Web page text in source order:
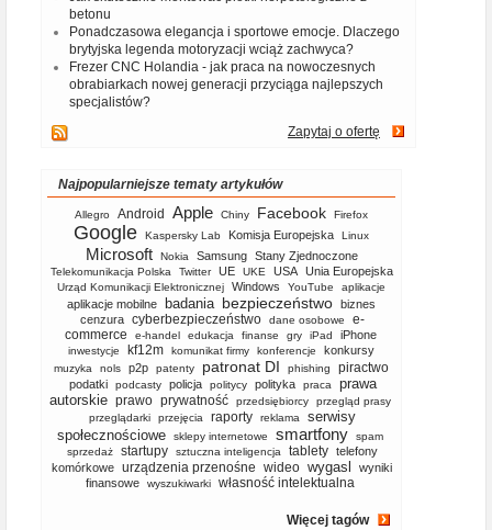
betonu
Ponadczasowa elegancja i sportowe emocje. Dlaczego
brytyjska legenda motoryzacji wciąż zachwyca?
Frezer CNC Holandia - jak praca na nowoczesnych
obrabiarkach nowej generacji przyciąga najlepszych
specjalistów?
Zapytaj o ofertę
Najpopularniejsze tematy artykułów
Allegro Android Apple Chiny Facebook Firefox
Google Kaspersky Lab Komisja Europejska Linux
Microsoft Nokia Samsung Stany Zjednoczone
Telekomunikacja Polska Twitter UE UKE USA Unia Europejska
Urząd Komunikacji Elektronicznej Windows YouTube aplikacje
aplikacje mobilne badania bezpieczeństwo biznes
cenzura cyberbezpieczeństwo dane osobowe
e-
commerce
e-handel edukacja finanse gry iPad iPhone
inwestycje kf12m komunikat firmy konferencje konkursy
muzyka nols p2p patenty patronat DI phishing piractwo
podatki podcasty policja politycy polityka praca
prawa
autorskie prawo prywatność przedsiębiorcy
przegląd prasy
przeglądarki
przejęcia raporty reklama
serwisy
społecznościowe
sklepy internetowe smartfony
spam
sprzedaż
startupy sztuczna inteligencja tablety telefony
komórkowe
urządzenia przenośne wideo wygasl
wyniki
finansowe
wyszukiwarki własność intelektualna
Więcej tagów